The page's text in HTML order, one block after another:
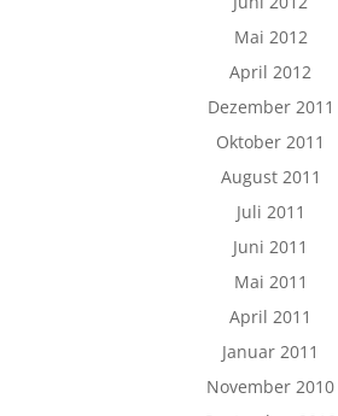
Mai 2012
April 2012
Dezember 2011
Oktober 2011
August 2011
Juli 2011
Juni 2011
Mai 2011
April 2011
Januar 2011
November 2010